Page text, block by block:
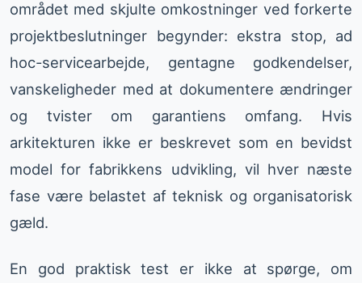
området med skjulte omkostninger ved forkerte
projektbeslutninger begynder: ekstra stop, ad
hoc-servicearbejde, gentagne godkendelser,
vanskeligheder med at dokumentere ændringer
og tvister om garantiens omfang. Hvis
arkitekturen ikke er beskrevet som en bevidst
model for fabrikkens udvikling, vil hver næste
fase være belastet af teknisk og organisatorisk
gæld.
En god praktisk test er ikke at spørge, om